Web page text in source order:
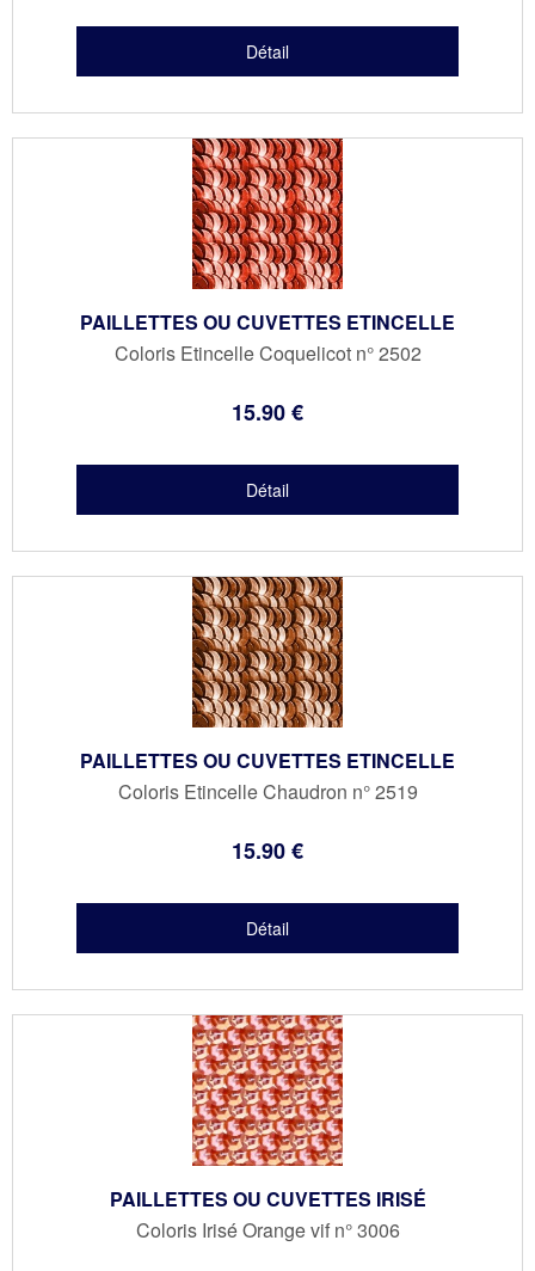
PAILLETTES OU CUVETTES ETINCELLE
Coloris Etincelle Coquelicot n° 2502
15.90€
PAILLETTES OU CUVETTES ETINCELLE
Coloris Etincelle Chaudron n° 2519
15.90€
PAILLETTES OU CUVETTES IRISÉ
Coloris Irisé Orange vif n° 3006